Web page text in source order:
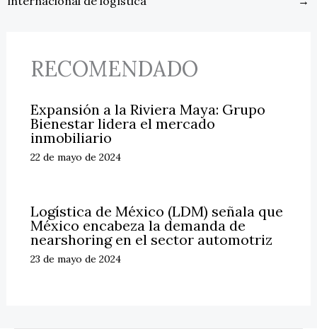
RECOMENDADO
Expansión a la Riviera Maya: Grupo
Bienestar lidera el mercado
inmobiliario
22 de mayo de 2024
Logística de México (LDM) señala que
México encabeza la demanda de
nearshoring en el sector automotriz
23 de mayo de 2024